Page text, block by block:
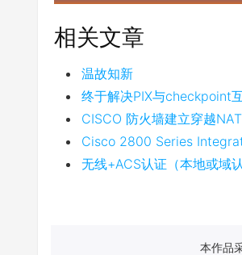
相关文章
温故知新
终于解决PIX与checkpoint
CISCO 防火墙建立穿越
Cisco 2800 Series
无线+ACS认证（本地或域认
本作品